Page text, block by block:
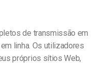
de transmissão em
linha. Os utilizadores
próprios sítios Web,